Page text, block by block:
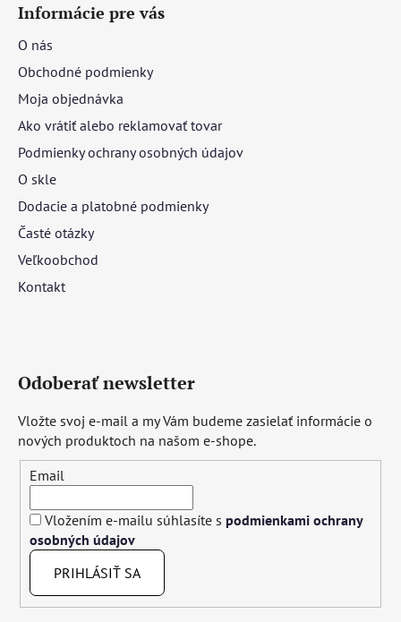
Informácie pre vás
O nás
Obchodné podmienky
Moja objednávka
Ako vrátiť alebo reklamovať tovar
Podmienky ochrany osobných údajov
O skle
Dodacie a platobné podmienky
Časté otázky
Veľkoobchod
Kontakt
Odoberať newsletter
Vložte svoj e-mail a my Vám budeme zasielať informácie o
nových produktoch na našom e-shope.
Email
Vložením e-mailu súhlasíte s podmienkami ochrany
osobných údajov
PRIHLÁSIŤ SA